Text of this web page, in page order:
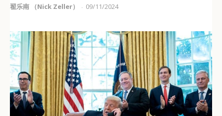
翟乐南 （Nick Zeller） - 09/11/2024